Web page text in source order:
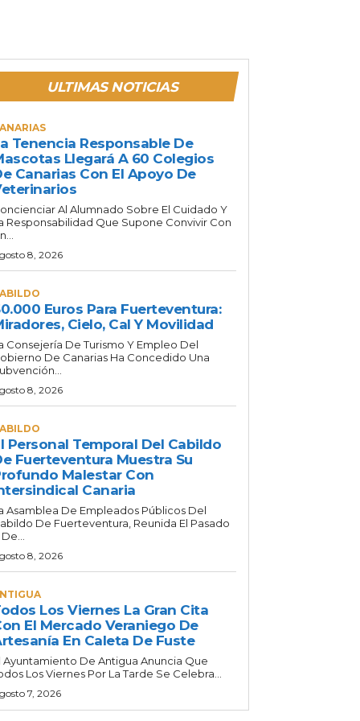
ULTIMAS NOTICIAS
Tenencia Responsable De
Llegará A 60 Colegios
Canarias Con El Apoyo De
Al Alumnado Sobre El Cuidado Y
Responsabilidad Que Supone Convivir Con
8, 2026
Euros Para Fuerteventura:
Cielo, Cal Y Movilidad
Consejería De Turismo Y Empleo Del
De Canarias Ha Concedido Una
8, 2026
Personal Temporal Del Cabildo
Fuerteventura Muestra Su
Malestar Con
Canaria
Asamblea De Empleados Públicos Del
De Fuerteventura, Reunida El Pasado
8, 2026
Los Viernes La Gran Cita
El Mercado Veraniego De
En Caleta De Fuste
Ayuntamiento De Antigua Anuncia Que
Los Viernes Por La Tarde Se Celebra...
7, 2026